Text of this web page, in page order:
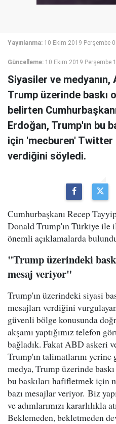
Yayınlanma: 10 Ekim 2019 Perşembe
Güncelleme: 10 Ekim 2019 Perşembe
Siyasiler ve medyanın,
Trump üzerinde baskı
belirten
Erdoğan, Trump'ın bu
için 'mecburen' Twitter
verdiğini söyledi.
Cumhurbaşkanı Recep
Donald Trump'ın Türkiye ile
önemli açıklamalarda
"Trump üzerindeki
mesaj veriyor"
Trump'ın üzerindeki siyasi
mesajları verdiğini
güvenli bölge konusunda
akşamı yaptığımız telefon
bağladık. Fakat ABD askeri
Trump'ın talimatlarını
medya, Trump üzerinde
bu baskıları hafifletmek için
bazı mesajlar veriyor. Biz
ve adımlarımızı kararlılıkla
Beklemeden, bekletmeden